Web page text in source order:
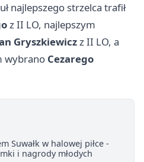
najlepszego strzelca trafił
z II LO, najlepszym
Gryszkiewiczz II LO, a
wybrano Cezarego
Suwałk w halowej piłce -
i nagrody młodych